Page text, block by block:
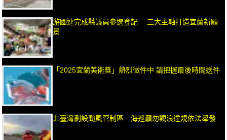
游國連完成縣議員參選登記 三大主軸打造宜蘭新願
景
「2025宜蘭美術獎」熱烈徵件中 請把握最後時間送件
北臺灣劃設颱風管制區 海巡籲勿觀浪違規依法舉發